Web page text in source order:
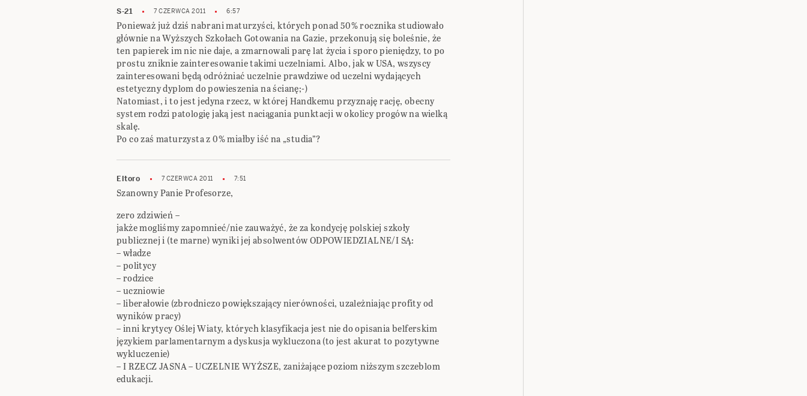
S-21 7 CZERWCA 2011 6:57
Ponieważ już dziś nabrani maturzyści, których ponad 50% rocznika studiowało
głównie na Wyższych Szkołach Gotowania na Gazie, przekonują się boleśnie, że
ten papierek im nic nie daje, a zmarnowali parę lat życia i sporo pieniędzy, to po
prostu zniknie zainteresowanie takimi uczelniami. Albo, jak w USA, wszyscy
zainteresowani będą odróżniać uczelnie prawdziwe od uczelni wydających
estetyczny dyplom do powieszenia na ścianę;-)
Natomiast, i to jest jedyna rzecz, w której Handkemu przyznaję rację, obecny
system rodzi patologię jaką jest naciągania punktacji w okolicy progów na wielką
skalę.
Po co zaś maturzysta z 0% miałby iść na „studia”?
Eltoro 7 CZERWCA 2011 7:51
Szanowny Panie Profesorze,
zero zdziwień –
jakże mogliśmy zapomnieć/nie zauważyć, że za kondycję polskiej szkoły
publicznej i (te marne) wyniki jej absolwentów ODPOWIEDZIALNE/I SĄ:
– władze
– politycy
– rodzice
– uczniowie
– liberałowie (zbrodniczo powiększający nierówności, uzależniając profity od
wyników pracy)
– inni krytycy Oślej Wiaty, których klasyfikacja jest nie do opisania belferskim
językiem parlamentarnym a dyskusja wykluczona (to jest akurat to pozytywne
wykluczenie)
– I RZECZ JASNA – UCZELNIE WYŻSZE, zaniżające poziom niższym szczeblom
edukacji.